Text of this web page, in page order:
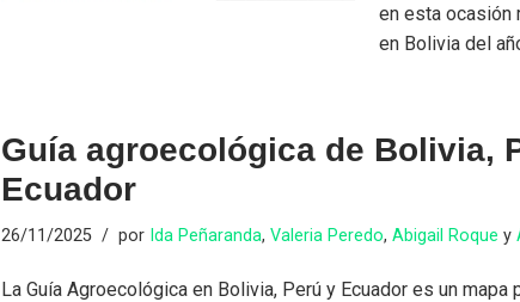
en esta ocasión
en Bolivia del
Guía agroecológica de Bolivia,
Ecuador
26/11/2025 por Ida Peñaranda, Valeria Peredo, Abigail Roque y
La Guía Agroecológica en Bolivia, Perú y Ecuador es un mapa